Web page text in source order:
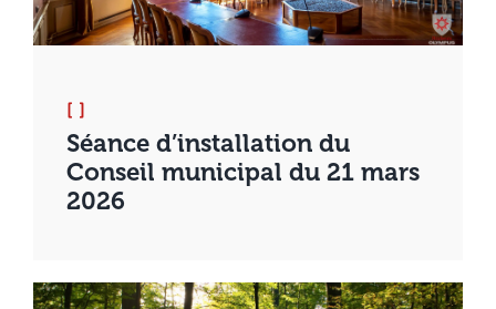
[ ]
Séance d’installation du
Conseil municipal du 21 mars
2026